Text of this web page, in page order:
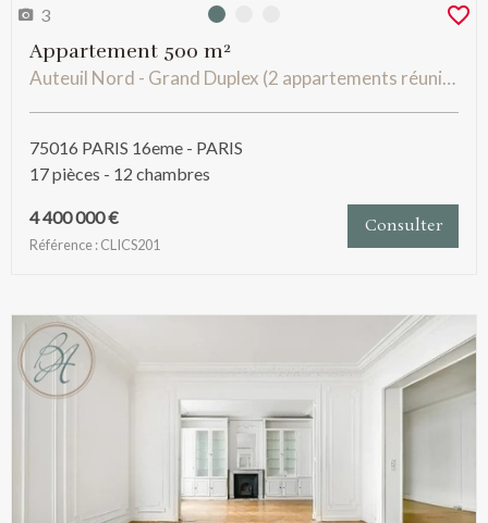
3 Photo 0
Appartement 500 m²
Auteuil Nord - Grand Duplex (2 appartements réunis) modulables- Sectorisé JB Say
75016 PARIS 16eme - PARIS
17 pièces - 12 chambres
4 400 000 €
Référence : CLICS201
Consulter